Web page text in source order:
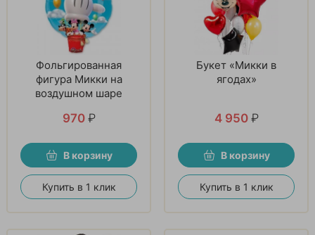
Фольгированная
фигура Микки на
воздушном шаре
970 ₽
В корзину
Купить в 1 клик
Букет «Микки в
ягодах»
4 950 ₽
В корзину
Купить в 1 клик